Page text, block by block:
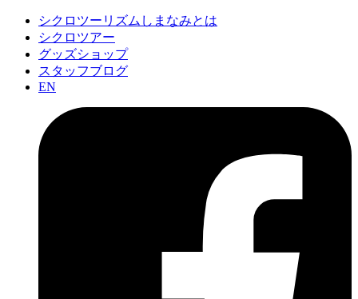
シクロツーリズムしまなみとは
シクロツアー
グッズショップ
スタッフブログ
EN